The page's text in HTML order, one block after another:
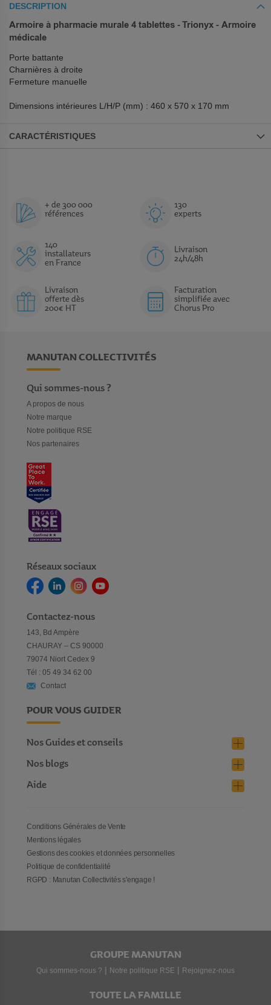
DESCRIPTION
Armoire à pharmacie murale 4 tablettes - Trionyx - Armoire
médicale
Porte battante
Charnières à droite
Fermeture manuelle
Dimensions intérieures L/H/P (mm) : 460 x 570 x 170 mm
CARACTÉRISTIQUES
+ de 300 000
références
130
experts
140
installateurs
en France
Livraison
24h/48h
Livraison
offerte dès
200€ HT
Facturation
simplifiée avec
Chorus Pro
MANUTAN COLLECTIVITÉS
Qui sommes-nous ?
A propos de nous
Notre marque
Notre politique RSE
Nos partenaires
Réseaux sociaux
Contactez-nous
143, Bd Ampère
CHAURAY – CS 90000
79074 Niort Cedex 9
Tél : 05 49 34 62 00
Contact
POUR VOUS GUIDER
Nos Guides et conseils
Nos blogs
Aide
Conditions Générales de Vente
Mentions légales
Gestions des cookies et données personnelles
Politique de confidentialité
RGPD : Manutan Collectivités s'engage !
GROUPE MANUTAN
Qui sommes-nous ? | Notre politique RSE | Rejoignez-nous
TOUTE LA FAMILLE